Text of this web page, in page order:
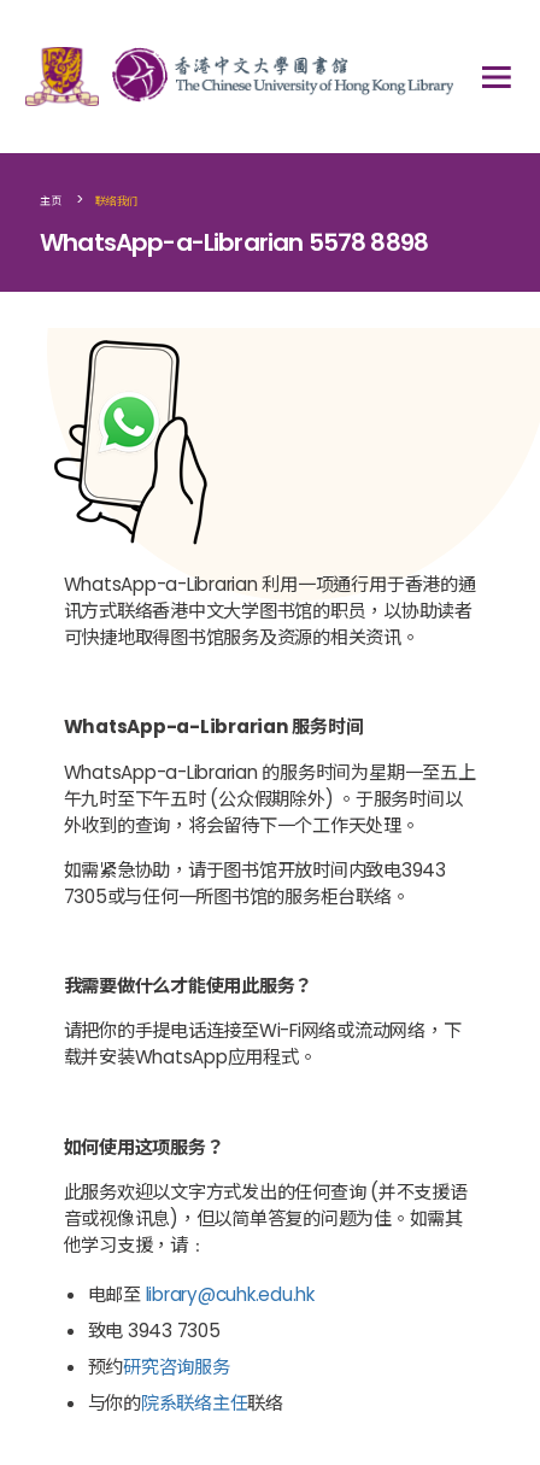
主页 > 联络我们
WhatsApp-a-Librarian 5578 8898
WhatsApp-a-Librarian 利用一项通行用于香港的通
讯方式联络香港中文大学图书馆的职员，以协助读者
可快捷地取得图书馆服务及资源的相关资讯。
WhatsApp-a-Librarian 服务时间
WhatsApp-a-Librarian 的服务时间为星期一至五上
午九时至下午五时 (公众假期除外) 。于服务时间以
外收到的查询，将会留待下一个工作天处理。
如需紧急协助，请于图书馆开放时间内致电3943
7305或与任何一所图书馆的服务柜台联络。
我需要做什么才能使用此服务？
请把你的手提电话连接至Wi-Fi网络或流动网络，下
载并安装WhatsApp应用程式。
如何使用这项服务？
此服务欢迎以文字方式发出的任何查询 (并不支援语
音或视像讯息)，但以简单答复的问题为佳。如需其
他学习支援，请﹕
电邮至library@cuhk.edu.hk
致电 3943 7305
预约研究咨询服务
与你的院系联络主任联络